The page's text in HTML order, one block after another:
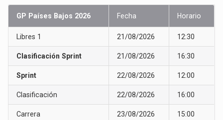
GP Países Bajos 2026 Fecha Horario
Libres 1 21/08/2026 12:30
Clasificación Sprint 21/08/2026 16:30
Sprint 22/08/2026 12:00
Clasificación 22/08/2026 16:00
Carrera 23/08/2026 15:00